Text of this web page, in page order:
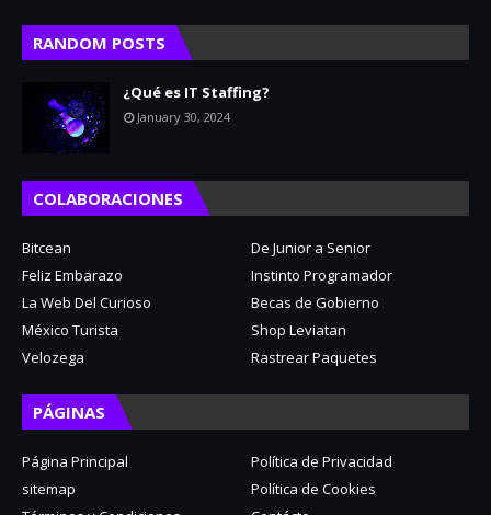
RANDOM POSTS
¿Qué es IT Staffing?
January 30, 2024
COLABORACIONES
Bitcean
De Junior a Senior
Feliz Embarazo
Instinto Programador
La Web Del Curioso
Becas de Gobierno
México Turista
Shop Leviatan
Velozega
Rastrear Paquetes
PÁGINAS
Página Principal
Política de Privacidad
sitemap
Política de Cookies